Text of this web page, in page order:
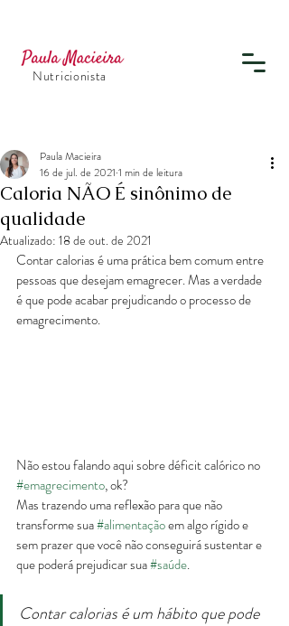
Nutricionista
Caloria NÃO É sinônimo de
qualidade
Paula Macieira
16 de jul. de 2021 1 min de leitura
Atualizado: 18 de out. de 2021
Contar calorias é uma prática bem comum entre
pessoas que desejam emagrecer. Mas a verdade
é que pode acabar prejudicando o processo de
emagrecimento.
Não estou falando aqui sobre déficit calórico no
#emagrecimento, ok?
Mas trazendo uma reflexão para que não
transforme sua #alimentação em algo rígido e
sem prazer que você não conseguirá sustentar e
que poderá prejudicar sua #saúde.
Contar calorias é um hábito que pode